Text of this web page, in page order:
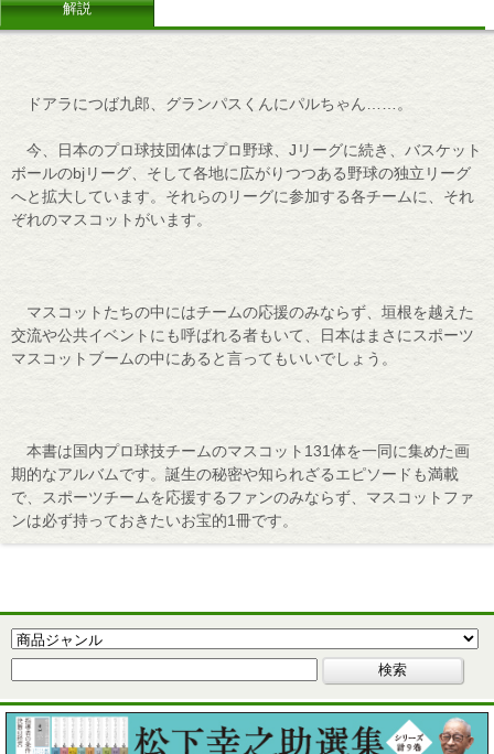
解説
ドアラにつば九郎、グランパスくんにパルちゃん……。
今、日本のプロ球技団体はプロ野球、Jリーグに続き、バスケット
ボールのbjリーグ、そして各地に広がりつつある野球の独立リーグ
へと拡大しています。それらのリーグに参加する各チームに、それ
ぞれのマスコットがいます。
マスコットたちの中にはチームの応援のみならず、垣根を越えた
交流や公共イベントにも呼ばれる者もいて、日本はまさにスポーツ
マスコットブームの中にあると言ってもいいでしょう。
本書は国内プロ球技チームのマスコット131体を一同に集めた画
期的なアルバムです。誕生の秘密や知られざるエピソードも満載
で、スポーツチームを応援するファンのみならず、マスコットファ
ンは必ず持っておきたいお宝的1冊です。